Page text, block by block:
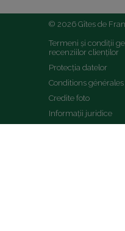
© 2026 Gîtes de
Termeni și condiții
recenziilor clienților
Protecția datelor
Conditions
Credite foto
Informații juridice